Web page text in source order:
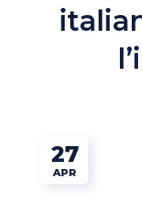
27
APR